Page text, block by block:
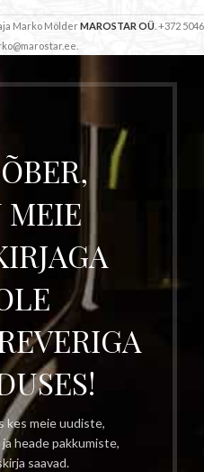
Marko MölderMAROSTAR OÜ . +372 5046
kes meie uudiste,
heade pakkumiste,
saavad.